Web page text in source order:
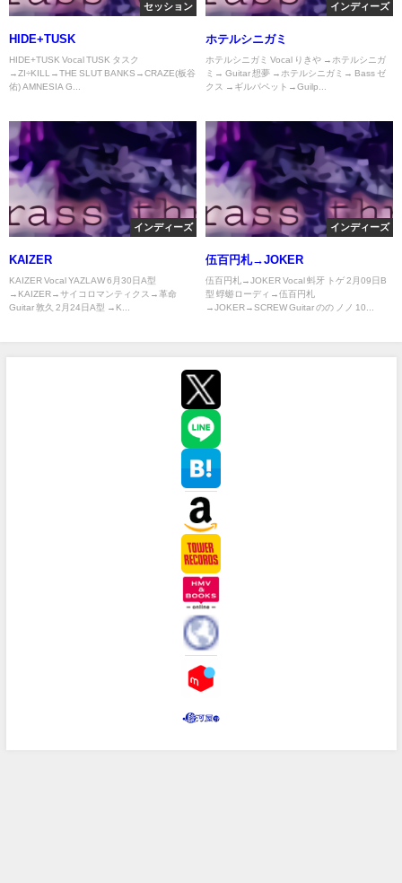
セッション
HIDE+TUSK
HIDE+TUSK Vocal TUSK タスク
→ZI÷KILL→THE SLUT BANKS→CRAZE(板谷
佑) AMNESIA G...
インディーズ
ホテルシニガミ
ホテルシニガミ Vocal りきや →ホテルシニガ
ミ→ Guitar 想夢 →ホテルシニガミ→ Bass ゼ
クス →ギルパペット→Guilp...
インディーズ
KAIZER
KAIZER Vocal YAZLAW 6月30日A型
→KAIZER→サイコロマンティクス→革命
Guitar 敦久 2月24日A型 →K...
インディーズ
伍百円札→JOKER
伍百円札→JOKER Vocal 蚪牙 トゲ 2月09日B
型 蜉蝣ローディ→伍百円札
→JOKER→SCREW Guitar のの ノノ 10...